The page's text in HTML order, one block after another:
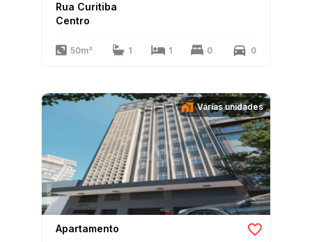
Rua Curitiba
Centro
50m² 1 1 0 0
Várias unidades
Apartamento